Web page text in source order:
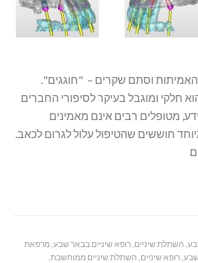
האמיתות וסתם שקרים – "חוגגים".
חלקי ומוגבל בעיקר לסיפורי החברים
מטופלים רבים אינם מאמינים
חוששים שהטיפול עלול לגרום לכאב.
, השתלת שיניים,רופא שיניים בבאר שבע,מרפאת
,רופא שיניים, השתלת שיניים ממוחשבת,